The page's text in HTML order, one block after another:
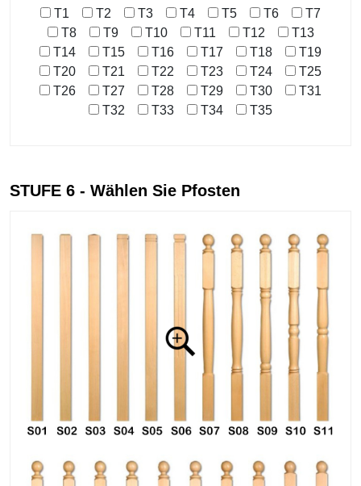
T1 T2 T3 T4 T5 T6
T7
T8
T9 T10 T11 T12
T13
T14
T15 T16 T17 T18
T19
T20
T21 T22 T23 T24
T25
T26
T27 T28 T29 T30
T31
T32
T33 T34 T35
STUFE 6 - Wählen Sie Pfosten